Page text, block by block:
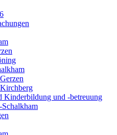
Kinderbildung und -betreuung